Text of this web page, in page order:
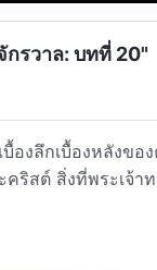
กรวาล: บทที่ 20"
องลึกเบื้องหลังข
ริสต์ สิ่งที่พระเจ้